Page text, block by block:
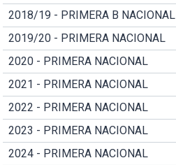
2018/19 - PRIMERA B NACIONAL
2019/20 - PRIMERA NACIONAL
2020 - PRIMERA NACIONAL
2021 - PRIMERA NACIONAL
2022 - PRIMERA NACIONAL
2023 - PRIMERA NACIONAL
2024 - PRIMERA NACIONAL